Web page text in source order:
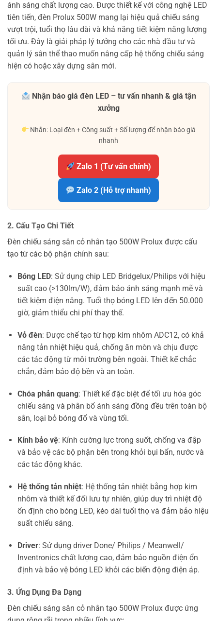
ánh sáng chất lượng cao. Được thiết kế với công nghệ LED
tiên tiến, đèn Prolux 500W mang lại hiệu quả chiếu sáng
vượt trội, tuổi thọ lâu dài và khả năng tiết kiệm năng lượng
tối ưu. Đây là giải pháp lý tưởng cho các nhà đầu tư và
quản lý sân thể thao muốn nâng cấp hệ thống chiếu sáng
hiện có hoặc xây dựng sân mới.
Nhận báo giá đèn LED – tư vấn nhanh & giá tận
xưởng
Nhắn: Loại đèn + Công suất + Số lượng để nhận báo giá
nhanh
Zalo 1 (Tư vấn chính)
Zalo 2 (Hỗ trợ nhanh)
2. Cấu Tạo Chi Tiết
Đèn chiếu sáng sân cỏ nhân tạo 500W Prolux được cấu
tạo từ các bộ phận chính sau:
Bóng LED: Sử dụng chip LED Bridgelux/Philips với hiệu
suất cao (>130lm/W), đảm bảo ánh sáng mạnh mẽ và
tiết kiệm điện năng. Tuổi thọ bóng LED lên đến 50.000
giờ, giảm thiểu chi phí thay thế.
Vỏ đèn: Được chế tạo từ hợp kim nhôm ADC12, có khả
năng tản nhiệt hiệu quả, chống ăn mòn và chịu được
các tác động từ môi trường bên ngoài. Thiết kế chắc
chắn, đảm bảo độ bền và an toàn.
Chóa phản quang: Thiết kế đặc biệt để tối ưu hóa góc
chiếu sáng và phân bổ ánh sáng đồng đều trên toàn bộ
sân, loại bỏ bóng đổ và vùng tối.
Kính bảo vệ: Kính cường lực trong suốt, chống va đập
và bảo vệ các bộ phận bên trong khỏi bụi bẩn, nước và
các tác động khác.
Hệ thống tản nhiệt: Hệ thống tản nhiệt bằng hợp kim
nhôm và thiết kế đối lưu tự nhiên, giúp duy trì nhiệt độ
ổn định cho bóng LED, kéo dài tuổi thọ và đảm bảo hiệu
suất chiếu sáng.
Driver: Sử dụng driver Done/ Philips / Meanwell/
Inventronics chất lượng cao, đảm bảo nguồn điện ổn
định và bảo vệ bóng LED khỏi các biến động điện áp.
3. Ứng Dụng Đa Dạng
Đèn chiếu sáng sân cỏ nhân tạo 500W Prolux được ứng